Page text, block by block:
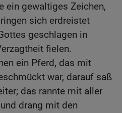
ein gewaltiges Zeichen,
sich erdreistet
geschlagen in
fielen.
ein Pferd, das mit
war, darauf saß
das rannte mit aller
drang mit den